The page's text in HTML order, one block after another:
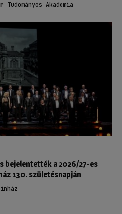
Tudományos Akadémia
bejelentették a 2026/27-es
130. születésnapján